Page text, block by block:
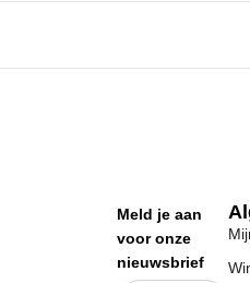
Meld je aan
voor onze
nieuwsbrief